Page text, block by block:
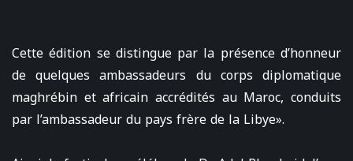
Cette édition se distingue par la présence d’honneur
de quelques ambassadeurs du corps diplomatique
maghrébin et africain accrédités au Maroc, conduits
par l’ambassadeur du pays frère de la Libye».